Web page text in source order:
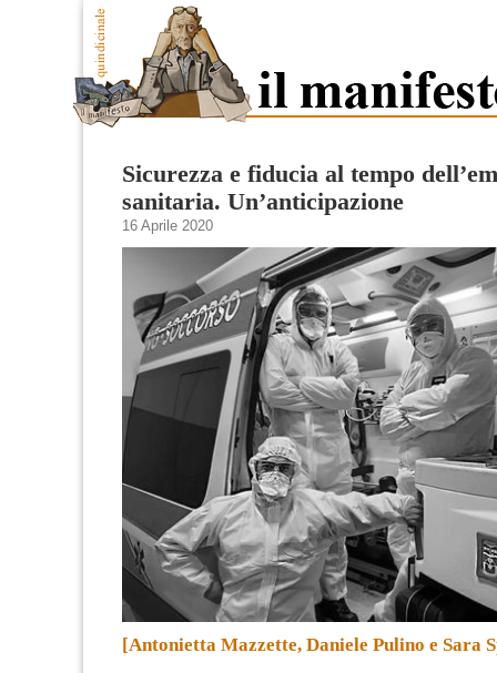
Sicurezza e fiducia al tempo
sanitaria. Un’anticipazione
16 Aprile 2020
[Antonietta Mazzette, Daniele Pulino e Sara